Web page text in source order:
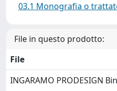
03.1 Monografia o
File in questo prodotto:
File
INGARAMO PRODESIGN